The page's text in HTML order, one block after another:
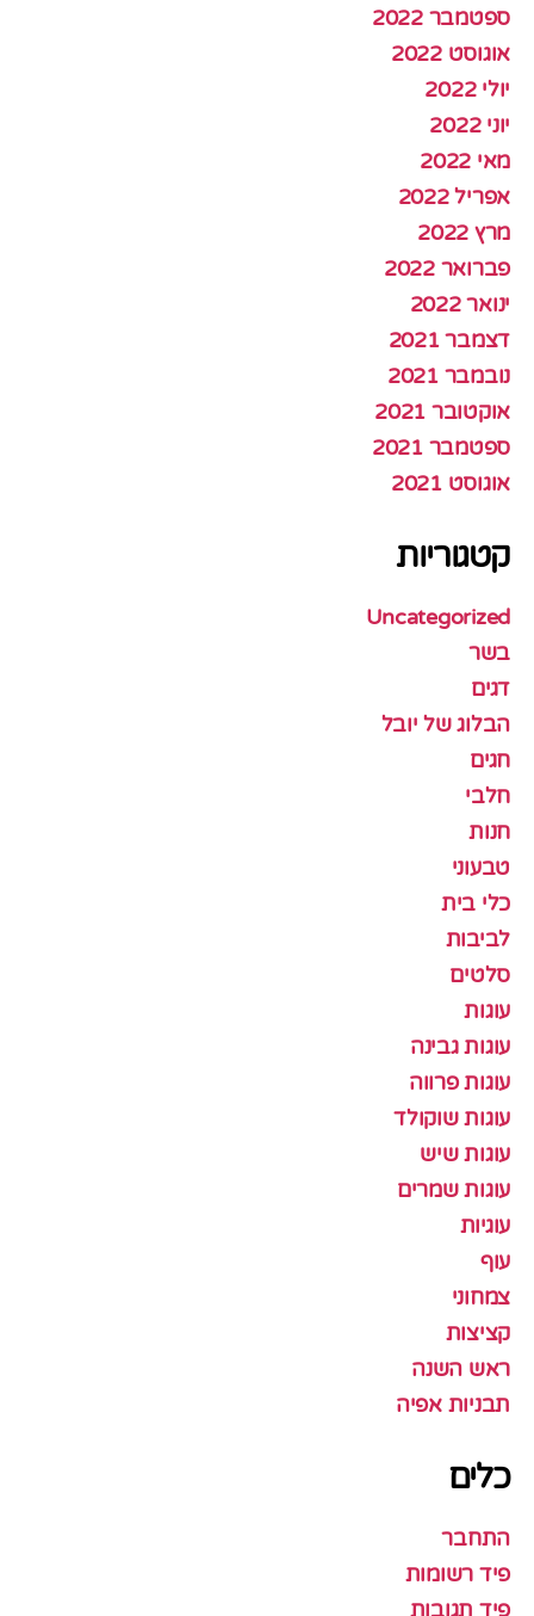
ספטמבר 2022
אוגוסט 2022
יולי 2022
יוני 2022
מאי 2022
אפריל 2022
מרץ 2022
פברואר 2022
ינואר 2022
דצמבר 2021
נובמבר 2021
אוקטובר 2021
ספטמבר 2021
אוגוסט 2021
קטגוריות
Uncategorized
בשר
דגים
הבלוג של יובל
חגים
חלבי
חנות
טבעוני
כלי בית
לביבות
סלטים
עוגות
עוגות גבינה
עוגות פרווה
עוגות שוקולד
עוגות שיש
עוגות שמרים
עוגיות
עוף
צמחוני
קציצות
ראש השנה
תבניות אפיה
כלים
התחבר
פיד רשומות
פיד תגובות